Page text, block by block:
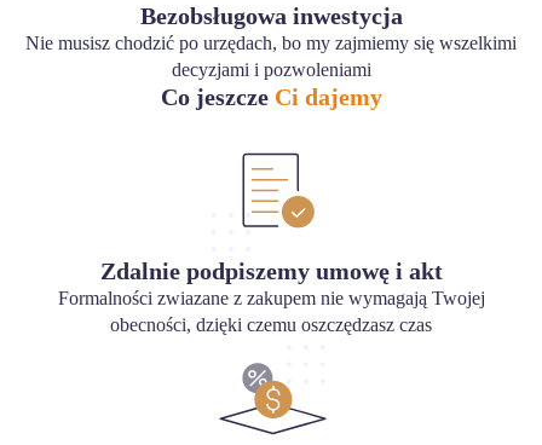
Bezobsługowa inwestycja
Nie musisz chodzić po urzędach, bo my zajmiemy się wszelkimi
decyzjami i pozwoleniami
Co jeszcze Ci dajemy
Zdalnie podpiszemy umowę i akt
Formalności zwiazane z zakupem nie wymagają Twojej
obecności, dzięki czemu oszczędzasz czas